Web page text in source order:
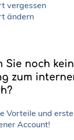
vergessen
ändern
Sie noch
zum
Vorteile und
Account!